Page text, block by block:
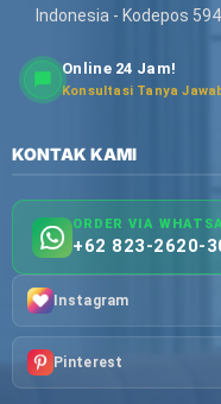
Indonesia - Kodepos
Online 24 Jam!
Konsultasi Tanya
KONTAK KAMI
ORDER VIA
+62 823-2620-
Instagram
Pinterest